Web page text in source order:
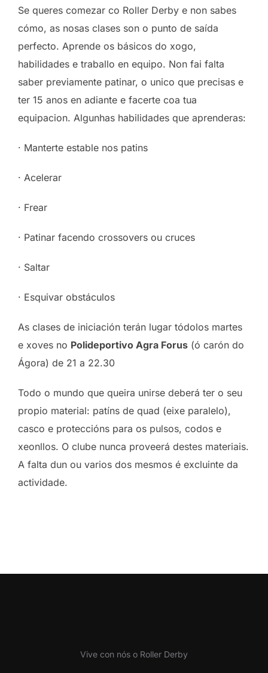
Se queres comezar co Roller Derby e non sabes
cómo, as nosas clases son o punto de saída
perfecto. Aprende os básicos do xogo,
habilidades e traballo en equipo. Non fai falta
saber previamente patinar, o unico que precisas e
ter 15 anos en adiante e facerte coa tua
equipacion. Algunhas habilidades que aprenderas:
· Manterte estable nos patins
· Acelerar
· Frear
· Patinar facendo crossovers ou cruces
· Saltar
· Esquivar obstáculos
As clases de iniciación terán lugar tódolos martes
e xoves no Polideportivo Agra Forus (ó carón do
Ágora) de 21 a 22.30
Todo o mundo que queira unirse deberá ter o seu
propio material: patíns de quad (eixe paralelo),
casco e proteccións para os pulsos, codos e
xeonllos. O clube nunca proveerá destes materiais.
A falta dun ou varios dos mesmos é excluinte da
actividade.
Vive con nós o Roller Derby